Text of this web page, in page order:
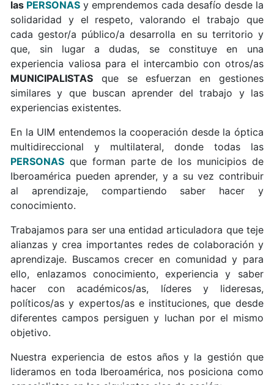
las PERSONAS y emprendemos cada desafío desde la
solidaridad y el respeto, valorando el trabajo que
cada gestor/a público/a desarrolla en su territorio y
que, sin lugar a dudas, se constituye en una
experiencia valiosa para el intercambio con otros/as
MUNICIPALISTAS que se esfuerzan en gestiones
similares y que buscan aprender del trabajo y las
experiencias existentes.
En la UIM entendemos la cooperación desde la óptica
multidireccional y multilateral, donde todas las
PERSONAS que forman parte de los municipios de
Iberoamérica pueden aprender, y a su vez contribuir
al aprendizaje, compartiendo saber hacer y
conocimiento.
Trabajamos para ser una entidad articuladora que teje
alianzas y crea importantes redes de colaboración y
aprendizaje. Buscamos crecer en comunidad y para
ello, enlazamos conocimiento, experiencia y saber
hacer con académicos/as, líderes y lideresas,
políticos/as y expertos/as e instituciones, que desde
diferentes campos persiguen y luchan por el mismo
objetivo.
Nuestra experiencia de estos años y la gestión que
lideramos en toda Iberoamérica, nos posiciona como